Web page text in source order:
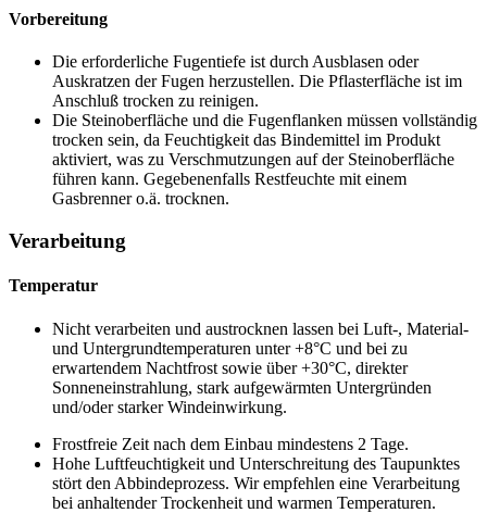
Vorbereitung
Die erforderliche Fugentiefe ist durch Ausblasen oder
Auskratzen der Fugen herzustellen. Die Pflasterfläche ist im
Anschluß trocken zu reinigen.
Die Steinoberfläche und die Fugenflanken müssen vollständig
trocken sein, da Feuchtigkeit das Bindemittel im Produkt
aktiviert, was zu Verschmutzungen auf der Steinoberfläche
führen kann. Gegebenenfalls Restfeuchte mit einem
Gasbrenner o.ä. trocknen.
Verarbeitung
Temperatur
Nicht verarbeiten und austrocknen lassen bei Luft-, Material-
und Untergrundtemperaturen unter +8°C und bei zu
erwartendem Nachtfrost sowie über +30°C, direkter
Sonneneinstrahlung, stark aufgewärmten Untergründen
und/oder starker Windeinwirkung.
Frostfreie Zeit nach dem Einbau mindestens 2 Tage.
Hohe Luftfeuchtigkeit und Unterschreitung des Taupunktes
stört den Abbindeprozess. Wir empfehlen eine Verarbeitung
bei anhaltender Trockenheit und warmen Temperaturen.